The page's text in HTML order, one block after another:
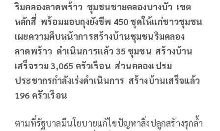
ริมคลองลาดพร้าว ชุมชนชายคลองบางบัว เขต
หลักสี่ พร้อมมอบถุงยังชีพ 450 ชุดให้แก่ชาวชุมชน
เผยความคืบหน้าการสร้างบ้านชุมชนริมคลอง
ลาดพร้าว ดำเนินการแล้ว 35 ชุมชน สร้างบ้าน
เสร็จรวม 3,065 ครัวเรือน ส่วนคลองเปรม
ประชากรกำลังเร่งดำเนินการ สร้างบ้านเสร็จแล้ว
196 ครัวเรือน
ตามที่รัฐบาลมีนโยบายแก้ไขปัญหาสิ่งปลูกสร้างรุกล้ำ